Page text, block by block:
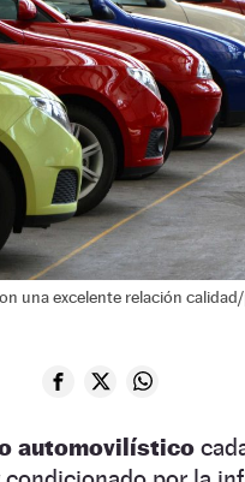
una excelente relación
automovilístico